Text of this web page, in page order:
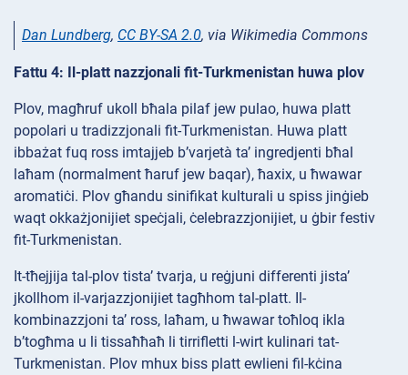
Dan Lundberg, CC BY-SA 2.0, via Wikimedia Commons
Fattu 4: Il-platt nazzjonali fit-Turkmenistan huwa plov
Plov, magħruf ukoll bħala pilaf jew pulao, huwa platt
popolari u tradizzjonali fit-Turkmenistan. Huwa platt
ibbażat fuq ross imtajjeb b’varjetà ta’ ingredjenti bħal
laħam (normalment ħaruf jew baqar), ħaxix, u ħwawar
aromatiċi. Plov għandu sinifikat kulturali u spiss jinġieb
waqt okkażjonijiet speċjali, ċelebrazzjonijiet, u ġbir festiv
fit-Turkmenistan.
It-tħejjija tal-plov tista’ tvarja, u reġjuni differenti jista’
jkollhom il-varjazzjonijiet tagħhom tal-platt. Il-
kombinazzjoni ta’ ross, laħam, u ħwawar toħloq ikla
b’togħma u li tissaħħaħ li tirrifletti l-wirt kulinari tat-
Turkmenistan. Plov mhux biss platt ewlieni fil-kċina